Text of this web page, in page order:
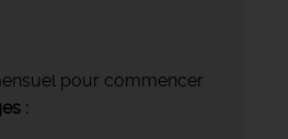
pour commencer
: